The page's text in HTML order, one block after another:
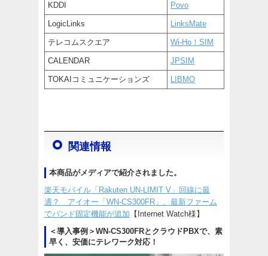
KDDI Povo
LogicLinks LinksMate
テレコムスクエア Wi-Ho！SIM
CALENDAR JPSIM
TOKAIコミュニケーションズ LIBMO
関連情報
本商品がメディアで紹介されました。
楽天モバイル「Rakuten UN-LIMIT V」回線に最
適？ アイオー「WN-CS300FR」、最新ファーム
でバンド固定機能が追加 【Internet Watch様】
＜導入事例＞WN-CS300FRとクラウドPBXで、素
早く、安価にテレワーク対応！